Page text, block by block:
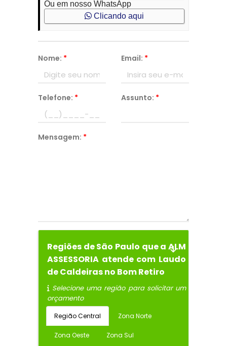
Ou em nosso WhatsApp
Clicando aqui
Nome: * Email: *
Telefone: * Assunto: *
Mensagem: *
Regiões de São Paulo que a ALM
ASSESSORIA atende com Laudo
de Caldeiras no Bom Retiro
Selecione uma região para solicitar um
orçamento
Região Central Zona Norte
Zona Oeste Zona Sul